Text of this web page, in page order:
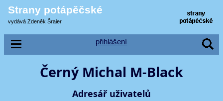
Strany potápěčské
vydává Zdeněk Šraier
přihlášení
Černý Michal M-Black
Adresář uživatelů